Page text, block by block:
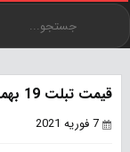
قیمت تبلت 19 بهمن 99
7 فوریه 2021